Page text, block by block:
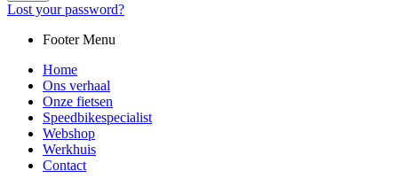
Lost your password?
Footer Menu
Home
Ons verhaal
Onze fietsen
Speedbikespecialist
Webshop
Werkhuis
Contact